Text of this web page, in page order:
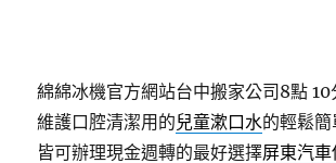
綿綿冰機官方網站台中搬家公司8點
維護口腔清潔用的兒童漱口水的輕鬆
皆可辦理現金週轉的最好選擇屏東汽